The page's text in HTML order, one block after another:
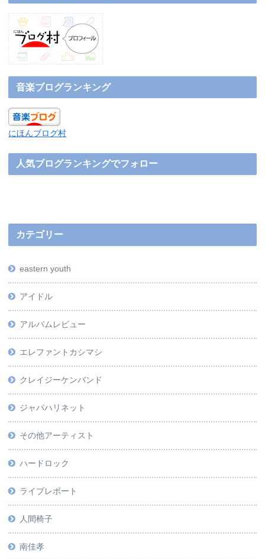
音楽ブログランキング
にほんブログ村
人気ブログランキングでフォロー
カテゴリー
eastern youth
アイドル
アルバムレビュー
エレファントカシマシ
クレイジーケンバンド
ジャパハリネット
その他アーティスト
ハードロック
ライブレポート
人間椅子
南佳孝